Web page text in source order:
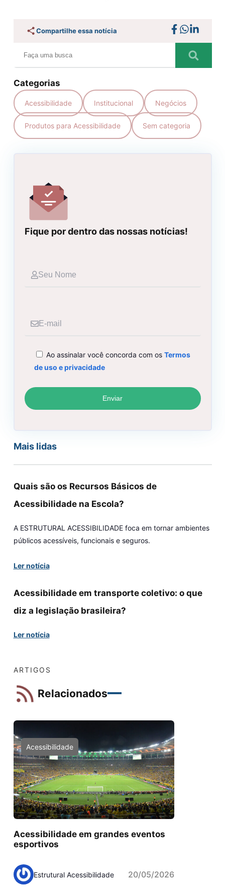
Compartilhe essa notícia
Categorias
Acessibilidade Institucional Negócios
Produtos para Acessibilidade Sem categoria
Fique por dentro das nossas notícias!
Nome
Ao assinalar você concorda com os Termos
de uso e privacidade
Mais lidas
Quais são os Recursos Básicos de
Acessibilidade na Escola?
A ESTRUTURAL ACESSIBILIDADE foca em tornar ambientes
públicos acessíveis, funcionais e seguros.
Ler notícia
Acessibilidade em transporte coletivo: o que
diz a legislação brasileira?
Ler notícia
ARTIGOS
Relacionados
Acessibilidade
Acessibilidade em grandes eventos
esportivos
Estrutural Acessibilidade 20/05/2026